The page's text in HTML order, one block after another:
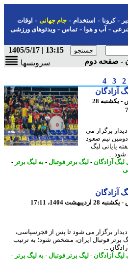
کرونا-استخدام- جام جهانی-اوقات
-آب و هوا-تماس-ویدئوهای ورزشی
13:15 | 1405/5/17
صفحه دوم
سرویسها
3
4
15 ماه پیش - یکشنبه 28
با انجام 9 دیدار برگزار می
تیم صعود
لیگ
آزادگان-لیگ برتر فوتبال-به لیگ برتر -
لیگ آزادگان با انجام 9 دیدار برگزار می شود تا پس از فجرسپاسی،
فوتبال ایران، مشخص شود؛ به ترتیب
...
آزادگان-لیگ برتر فوتبال-به لیگ برتر -